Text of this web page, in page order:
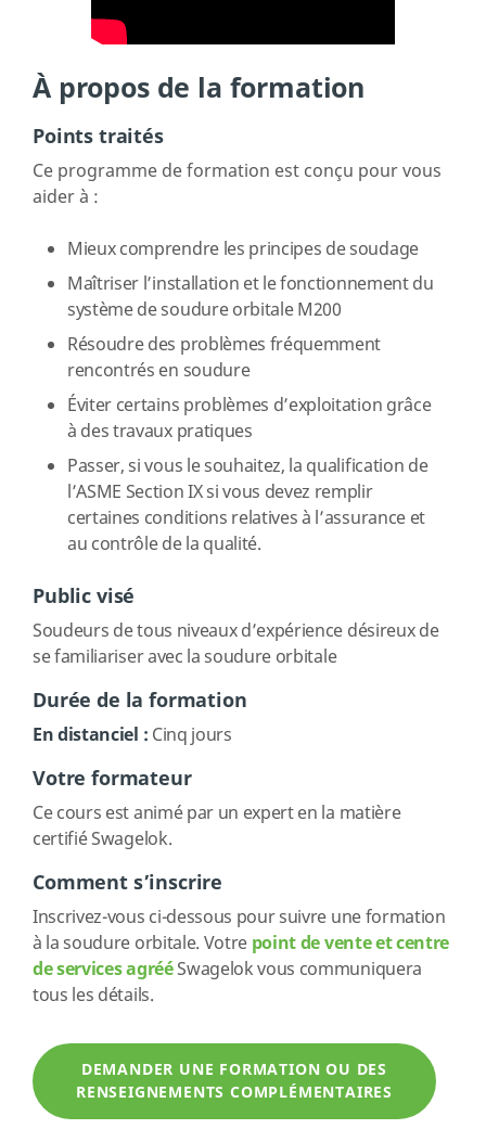
À propos de la formation
Points traités
Ce programme de formation est conçu pour vous
aider à :
Mieux comprendre les principes de soudage
Maîtriser l’installation et le fonctionnement du
système de soudure orbitale M200
Résoudre des problèmes fréquemment
rencontrés en soudure
Éviter certains problèmes d’exploitation grâce
à des travaux pratiques
Passer, si vous le souhaitez, la qualification de
l’ASME Section IX si vous devez remplir
certaines conditions relatives à l’assurance et
au contrôle de la qualité.
Public visé
Soudeurs de tous niveaux d’expérience désireux de
se familiariser avec la soudure orbitale
Durée de la formation
En distanciel : Cinq jours
Votre formateur
Ce cours est animé par un expert en la matière
certifié Swagelok.
Comment s’inscrire
Inscrivez-vous ci-dessous pour suivre une formation
à la soudure orbitale. Votre point de vente et centre
de services agrééSwagelok vous communiquera
tous les détails.
DEMANDER UNE FORMATION OU DES
RENSEIGNEMENTS COMPLÉMENTAIRES